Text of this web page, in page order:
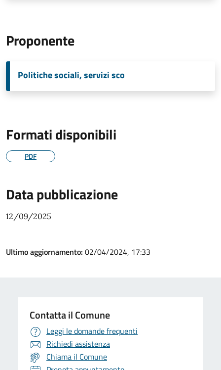
Proponente
Politiche sociali, servizi sco
Formati disponibili
PDF
Data pubblicazione
12/09/2025
Ultimo aggiornamento: 02/04/2024, 17:33
Contatta il Comune
Leggi le domande frequenti
Richiedi assistenza
Chiama il Comune